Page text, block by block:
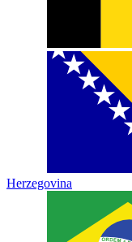
Herzegovina